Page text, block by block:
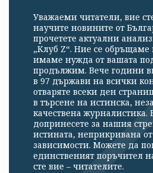
Уважаеми читатели, вие
научите новините от
прочетете актуални
„Клуб Z“. Ние се обръщаме
имаме нужда от вашата
продължим. Вече години
в 97 държави на всички
отваряте всеки ден
в търсене на истинска,
качествена журналистика.
допринесете за нашия
истината, неприкривана
зависимости. Можете да
единственият поръчител
сте вие – читателите.